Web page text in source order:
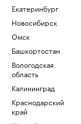
Екатеринбург
Новосибирск
Омск
Башкортостан
Вологодская
область
Калининград
Краснодарский
край